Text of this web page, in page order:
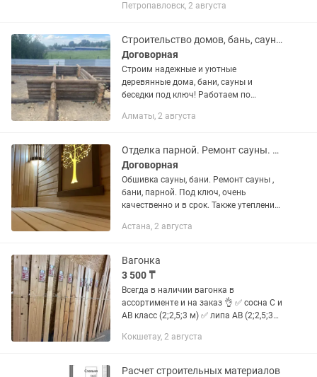
сложности под ключ: • бытовки •
дачные домики •...
Петропавловск, 2 августа
Строительство домов, бань, саун и беседок из дерева
Договорная
Строим надежные и уютные
деревянные дома, бани, сауны и
беседки под ключ! Работаем по
качества. Что мы предлагаем: Дома и
каркасной...
Алматы, 2 августа
Отделка парной. Ремонт сауны. Обшивка бани
Договорная
Обшивка сауны, бани. Ремонт сауны ,
бани, парной. Под ключ, очень
качественно и в срок. Также утепление
из контейнера баню , сауну.
Астана, 2 августа
Вагонка
3 500 ₸
Всегда в наличии вагонка в
ассортименте и на заказ 👌 ✅ сосна С и
АВ класс (2;2,5;3 м) ✅ липа АВ (2;2,5;3
(1;1,5;2;2,5;3) в наличии и на заказ ✅
Кокшетау, 2 августа
Расчет строительных материалов